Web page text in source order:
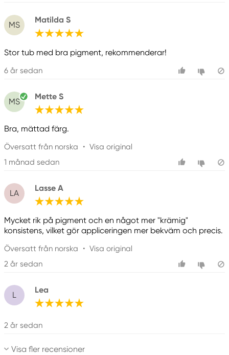
MS
Matilda S
Stor tub med bra pigment, rekommenderar!
6 år sedan
MS
Mette S
Bra, mättad färg.
Översatt från norska • Visa original
1 månad sedan
LA
Lasse A
Mycket rik på pigment och en något mer "krämig"
konsistens, vilket gör appliceringen mer bekväm och precis.
Översatt från norska • Visa original
2 år sedan
L
Lea
2 år sedan
Visa fler recensioner